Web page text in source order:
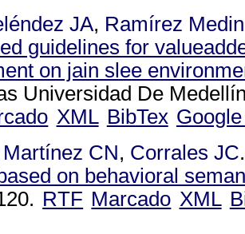
JA, Ramírez
guidelines for
on jain slee
Universidad De
XML BibTex
CN, Corrales JC.
on behavioral
RTF Marcado XML